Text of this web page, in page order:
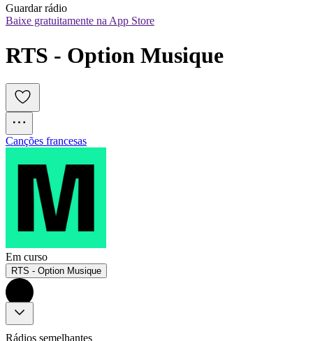
Guardar rádio
Baixe gratuitamente na App Store
RTS - Option Musique
Canções francesas
Em curso
RTS - Option Musique
Rádios semelhantes